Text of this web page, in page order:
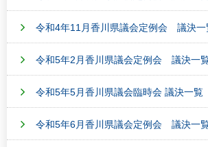
令和4年11月香川県議会定例会 議決一
令和5年2月香川県議会定例会 議決一
令和5年5月香川県議会臨時会 議決一覧
令和5年6月香川県議会定例会 議決一